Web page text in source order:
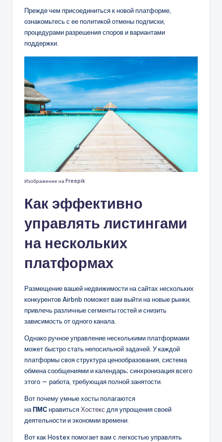
Прежде чем присоединиться к новой платформе,
ознакомьтесь с ее политикой отмены подписки,
процедурами разрешения споров и вариантами
поддержки.
Изображение на Freepik
Как эффективно
управлять листингами
на нескольких
платформах
Размещение вашей недвижимости на сайтах нескольких
конкурентов Airbnb поможет вам выйти на новые рынки,
привлечь различные сегменты гостей и снизить
зависимость от одного канала.
Однако ручное управление несколькими платформами
может быстро стать непосильной задачей. У каждой
платформы своя структура ценообразования, система
обмена сообщениями и календарь; синхронизация всего
этого — работа, требующая полной занятости.
Вот почему умные хосты полагаются
наПМСнравитьсяХостекс для упрощения своей
деятельности и экономии времени.
Вот как Hostex помогает вам с легкостью управлять